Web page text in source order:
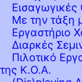
Εισαγωγικές
Με την τάξη
Εργαστήριo
Διαρκές
Πιλοτικό
της Κ.Ο.Α.